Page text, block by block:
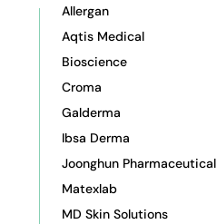
Allergan
Aqtis Medical
Bioscience
Croma
Galderma
Ibsa Derma
Joonghun Pharmaceutical
Matexlab
MD Skin Solutions